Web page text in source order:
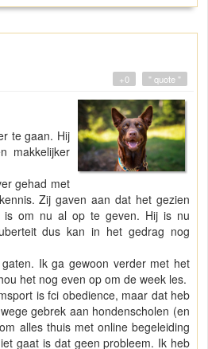
" quote "
+0
te gaan. Hij
makkelijker
gehad met
Zij gaven aan dat het gezien
is om nu al op te geven. Hij is nu
dus kan in het gedrag nog
Ik ga gewoon verder met het
het nog even op om de week les.
is fci obedience, maar dat heb
gebrek aan hondenscholen (en
alles thuis met online begeleiding
gaat is dat geen probleem. Ik heb